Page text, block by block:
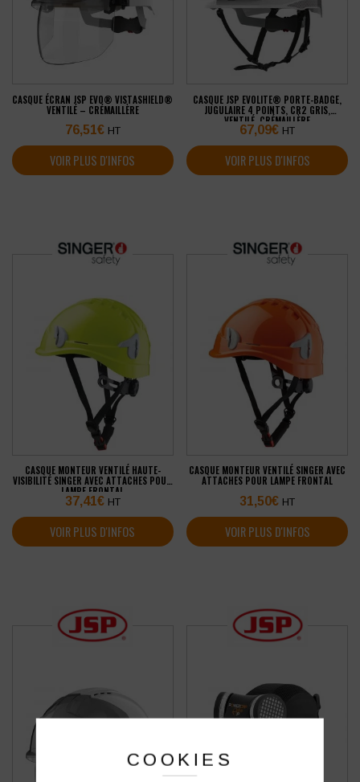
CASQUE ÉCRAN JSP EVO® VISTASHIELD®
VENTILÉ – CRÉMAILLÈRE
76,51€ HT
VOIR PLUS D'INFOS
CASQUE JSP EVOLITE® PORTE-BADGE,
JUGULAIRE 4 POINTS, CR2 GRIS,
VENTILÉ, CRÉMAILLÈRE
67,09€ HT
VOIR PLUS D'INFOS
CASQUE MONTEUR VENTILÉ HAUTE-
VISIBILITÉ SINGER AVEC ATTACHES POUR
LAMPE FRONTAL
37,41€ HT
VOIR PLUS D'INFOS
CASQUE MONTEUR VENTILÉ SINGER AVEC
ATTACHES POUR LAMPE FRONTAL
31,50€ HT
VOIR PLUS D'INFOS
COOKIES